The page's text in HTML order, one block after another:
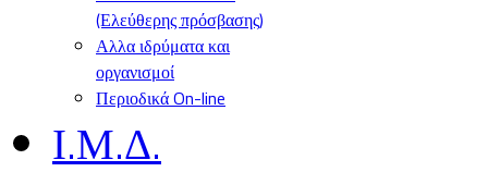
(Ελεύθερης πρόσβασης)
Αλλα ιδρύματα και
οργανισμοί
Περιοδικά On-line
Ι.Μ.Δ.